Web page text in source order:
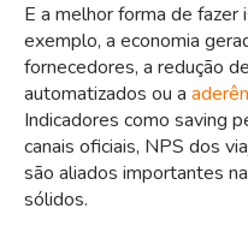
E a melhor forma de
exemplo, a economia
fornecedores, a redução
automatizados ou a
Indicadores como saving
canais oficiais, NPS dos
são aliados importantes
sólidos.